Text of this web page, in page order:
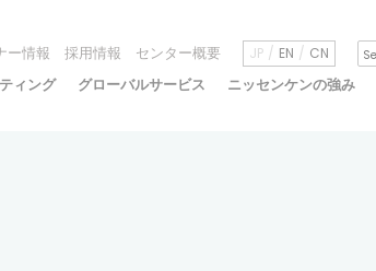
ー情報 採用情報 センター概要 JP EN CN
ィング グローバルサービス ニッセンケンの強み